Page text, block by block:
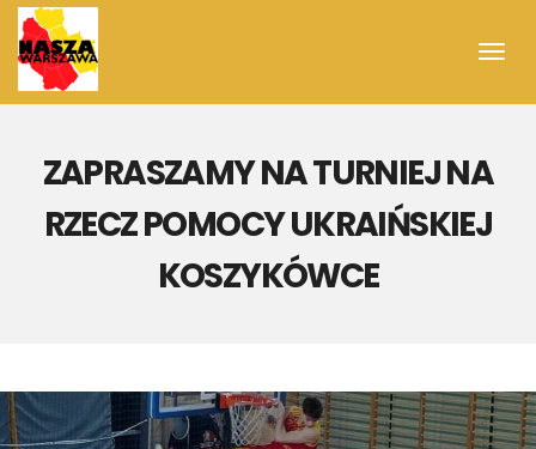
ZAPRASZAMY NA TURNIEJ NA
RZECZ POMOCY UKRAIŃSKIEJ
KOSZYKÓWCE